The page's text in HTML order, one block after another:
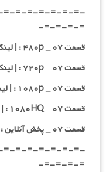
=-=-=-=-=-=-
=-=-=-=-
قسمت ۰۷ _ ۴۸۰p : | لینک مستقیم |
قسمت ۰۷ _ ۷۲۰p : | لینک مستقیم |
قسمت ۰۷ _ ۱۰۸۰p : | لینک مستقیم |
قسمت ۰۷ _ ۱۰۸۰HQ : | لینک مستقیم |
قسمت ۰۷ _ پخش آنلاین : | لینک مستقیم |
=-=-=-=-=-=-
=-=-=-=-